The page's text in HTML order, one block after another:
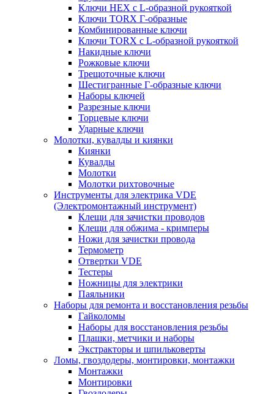
Ключи HEX с L-образной рукояткой
Ключи TORX Г-образные
Комбинированные ключи
Ключи TORX с L-образной рукояткой
Накидные ключи
Рожковые ключи
Трещоточные ключи
Шестигранные Г-образные ключи
Наборы ключей
Разрезные ключи
Торцевые ключи
Ударные ключи
Молотки, кувалды и киянки
Киянки
Кувалды
Молотки
Молотки рихтовочные
Инструменты для электрика VDE
(Электромонтажный инструмент)
Клещи для зачистки проводов
Клещи для обжима - кримперы
Ножи для зачистки провода
Термометр
Отвертки VDE
Тестеры
Ножницы для электрики
Паяльники
Наборы для ремонта и восстановления резьбы
Гайколомы
Наборы для восстановления резьбы
Плашки, метчики и наборы
Экстракторы и шпильковерты
Ломы, гвоздодеры, монтировки, монтажки
Монтажки
Монтировки